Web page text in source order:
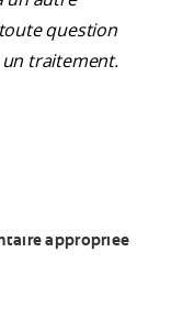
question
traitement.
appropriée